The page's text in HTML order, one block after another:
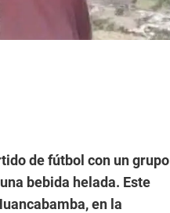
de fútbol con un grupo
bebida helada. Este
en la